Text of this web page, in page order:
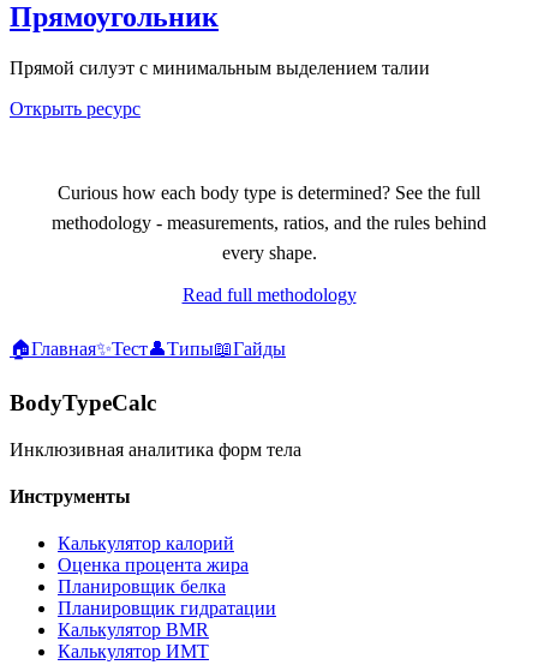
Прямоугольник
Прямой силуэт с минимальным выделением талии
Открыть ресурс
Curious how each body type is determined? See the full
methodology - measurements, ratios, and the rules behind
every shape.
Read full methodology
🏠Главная✨Тест👤Типы📖Гайды
BodyTypeCalc
Инклюзивная аналитика форм тела
Инструменты
Калькулятор калорий
Оценка процента жира
Планировщик белка
Планировщик гидратации
Калькулятор BMR
Калькулятор ИМТ